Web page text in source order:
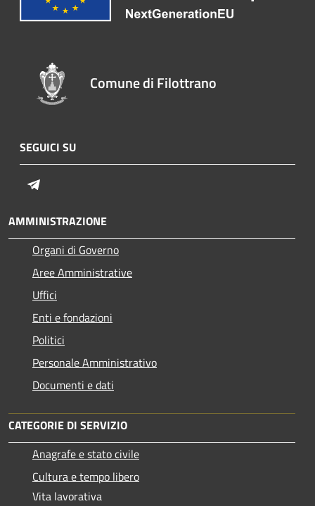
Comune di Filottrano
SEGUICI SU
AMMINISTRAZIONE
Organi di Governo
Aree Amministrative
Uffici
Enti e fondazioni
Politici
Personale Amministrativo
Documenti e dati
CATEGORIE DI SERVIZIO
Anagrafe e stato civile
Cultura e tempo libero
Vita lavorativa